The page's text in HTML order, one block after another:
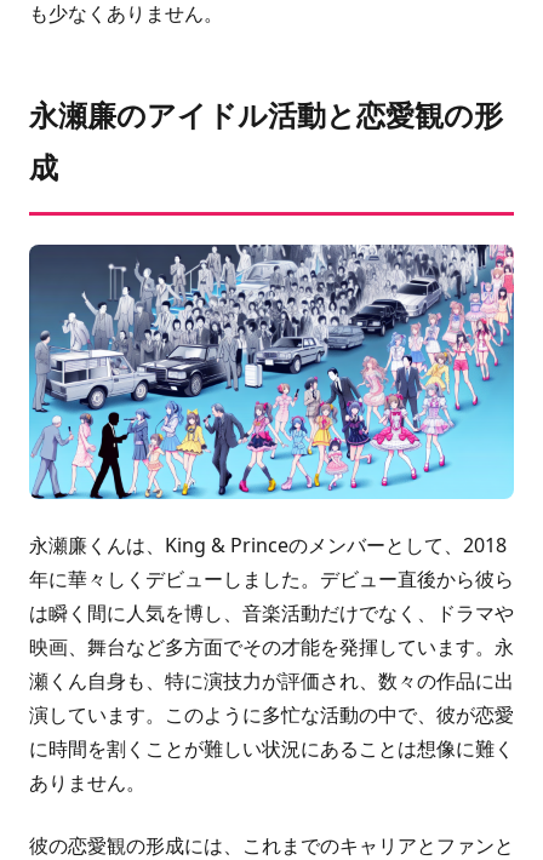
も少なくありません。
永瀬廉のアイドル活動と恋愛観の形
成
永瀬廉くんは、King & Princeのメンバーとして、2018
年に華々しくデビューしました。デビュー直後から彼ら
は瞬く間に人気を博し、音楽活動だけでなく、ドラマや
映画、舞台など多方面でその才能を発揮しています。永
瀬くん自身も、特に演技力が評価され、数々の作品に出
演しています。このように多忙な活動の中で、彼が恋愛
に時間を割くことが難しい状況にあることは想像に難く
ありません。
彼の恋愛観の形成には、これまでのキャリアとファンと